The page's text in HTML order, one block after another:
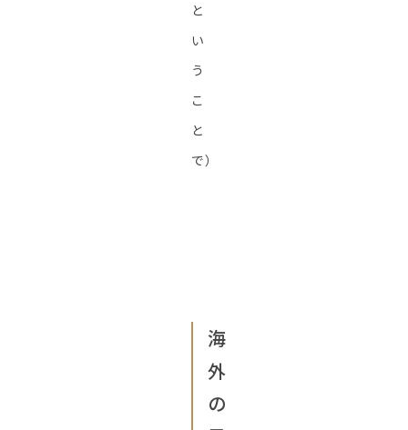
と
い
う
こ
と
で）
海
外
の